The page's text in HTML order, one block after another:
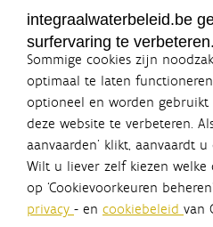
LOGIN VEREIST
integraalwaterbeleid.be
surfervaring te verbeteren.
Sommige cookies zijn
optimaal te laten
optioneel en worden
deze website te verbeteren.
aanvaarden’ klikt, aanvaardt
Wilt u liever zelf kiezen welke
op ‘Cookievoorkeuren
privacy - en cookiebeleid van
Integraalwaterbeleid.be is
officiële website van de
overheid
uitgegeven door
Waterbeleid
De Coördinatiecommissie Integraal